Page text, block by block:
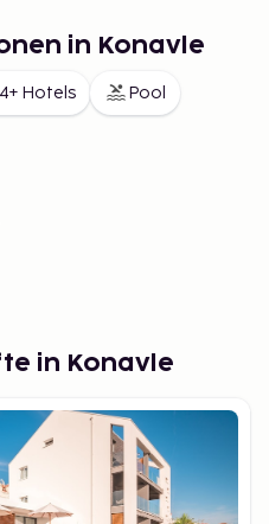
in Konavle
4+ Hotels Pool
in Konavle